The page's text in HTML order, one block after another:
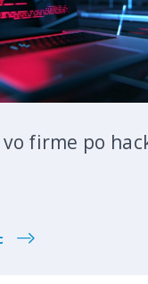
vo firme po